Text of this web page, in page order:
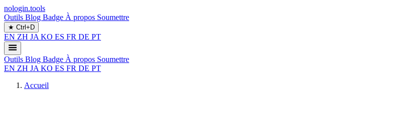
nologin.tools
Outils Blog Badge À propos Soumettre
★ Ctrl+D
EN ZH JA KO ES FR DE PT
Outils Blog Badge À propos Soumettre
EN ZH JA KO ES FR DE PT
Accueil